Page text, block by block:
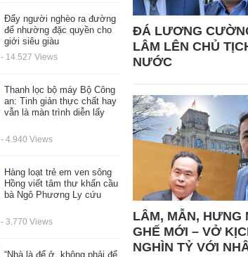
Đẩy người nghèo ra đường
để nhường đặc quyền cho
giới siêu giàu
- 14.527 Views
Thanh lọc bộ máy Bộ Công
an: Tinh giản thực chất hay
vẫn là màn trình diễn lấy
- 4.940 Views
Hàng loạt trẻ em ven sông
Hồng viết tâm thư khẩn cầu
bà Ngô Phương Ly cứu
- 3.770 Views
“Nhà là để ở, không phải để
ĐÁ LƯƠNG
LÂM LÊN CHỦ
NƯỚC
LÂM, MẪN, HƯNG
GHẾ MỚI – VỞ
NGHÌN TỶ VỚI